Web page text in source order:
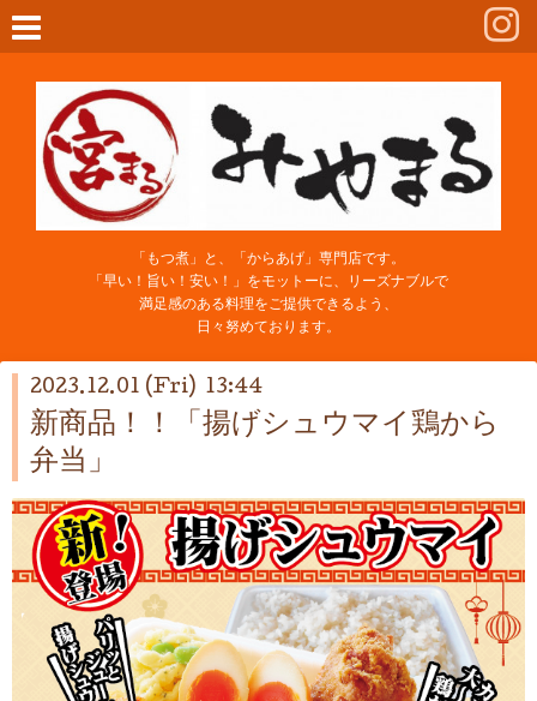
「もつ煮」と、「からあげ」専門店です。
「早い！旨い！安い！」をモットーに、リーズナブルで
満足感のある料理をご提供できるよう、
日々努めております。
2023.12.01 (Fri) 13:44
新商品！！「揚げシュウマイ鶏から
弁当」